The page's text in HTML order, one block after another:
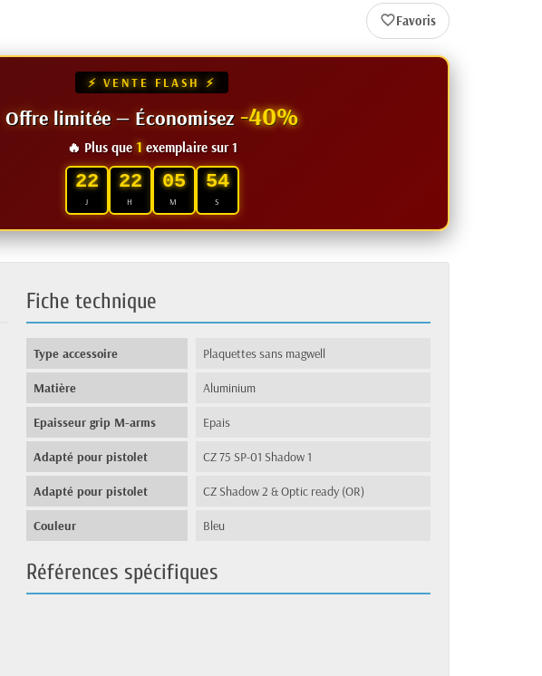
favorite_border
⚡ VENTE FLASH ⚡
Offre limitée — Économisez-40%
🔥 Plus que 1 exemplaire sur 1
22
J
22
H
05
M
53
S
Fiche technique
Type accessoire Plaquettes sans magwell
Matière Aluminium
Epaisseur grip M-arms Epais
Adapté pour pistolet CZ 75 SP-01 Shadow 1
Adapté pour pistolet CZ Shadow 2 & Optic ready (OR)
Couleur Bleu
Références spécifiques